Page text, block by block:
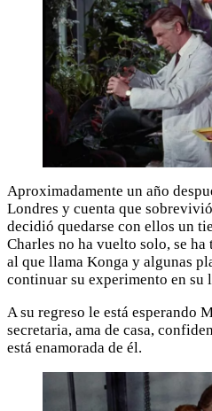
Aproximadamente un año
Londres y cuenta que
decidió quedarse con ellos un
Charles no ha vuelto solo, se
al que llama Konga y algunas
continuar su experimento en su
A su regreso le está esperando
secretaria, ama de casa,
está enamorada de él.